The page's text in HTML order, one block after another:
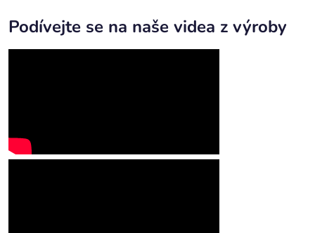
Podívejte se na naše videa z výroby